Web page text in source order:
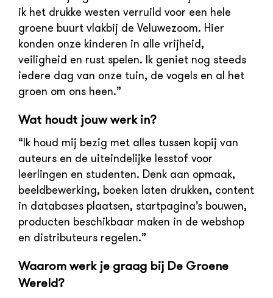
ik het drukke westen verruild voor een hele
groene buurt vlakbij de Veluwezoom. Hier
konden onze kinderen in alle vrijheid,
veiligheid en rust spelen. Ik geniet nog steeds
iedere dag van onze tuin, de vogels en al het
groen om ons heen.”
Wat houdt jouw werk in?
“Ik houd mij bezig met alles tussen kopij van
auteurs en de uiteindelijke lesstof voor
leerlingen en studenten. Denk aan opmaak,
beeldbewerking, boeken laten drukken, content
in databases plaatsen, startpagina’s bouwen,
producten beschikbaar maken in de webshop
en distributeurs regelen.”
Waarom werk je graag bij De Groene
Wereld?